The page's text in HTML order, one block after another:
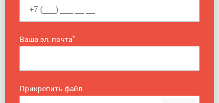
Ваша эл. почта*
Прикрепить файл